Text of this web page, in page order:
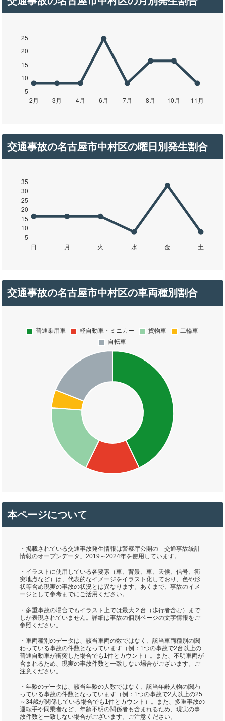
交通事故の名古屋市中村区の曜日別発生割合
交通事故の名古屋市中村区の車両種別割合
本ページについて
・掲載されている交通事故発生情報は警察庁公開の「交通事故統計
情報のオープンデータ」2019～2024年を使用しています。
・イラストに使用している各要素（車、背景、車、天候、信号、衝
突地点など）は、代表的なイメージをイラスト化しており、色や形
状等含め現実の事故の状況とは異なります。あくまで、事故のイメ
ージとして参考までにご活用ください。
・多重事故の場合でもイラスト上では最大２台（歩行者含む）まで
しか表現されていません。詳細は事故の個別ページの文字情報をご
参照ください。
・車両種別のデータは、該当車両の数ではなく、該当車両種別の関
わっている事故の件数となっています（例：1つの事故で2台以上の
普通自動車が衝突した場合でも1件とカウント）。また、不明車両が
含まれるため、現実の事故件数と一致しない場合がございます。ご
注意ください。
・年齢のデータは、該当年齢の人数ではなく、該当年齢人物の関わ
っている事故の件数となっています（例：1つの事故で2人以上の25
～34歳が関係している場合でも1件とカウント）。また、多重事故の
運転手や同乗者など、年齢不明の関係者も含まれるため、現実の事
故件数と一致しない場合がございます。ご注意ください。